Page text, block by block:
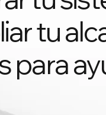
tu
para